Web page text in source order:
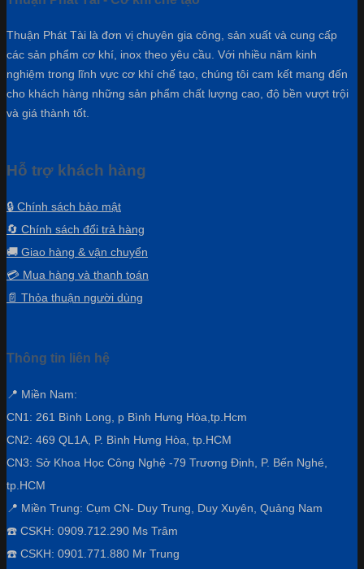
Thuận Phát Tài là đơn vị chuyên gia công, sản xuất và cung cấp
các sản phẩm cơ khí, inox theo yêu cầu. Với nhiều năm kinh
nghiệm trong lĩnh vực cơ khí chế tạo, chúng tôi cam kết mang đến
cho khách hàng những sản phẩm chất lượng cao, độ bền vượt trội
và giá thành tốt.
Hỗ trợ khách hàng
🔒 Chính sách bảo mật
🔄 Chính sách đổi trả hàng
🚚 Giao hàng & vận chuyển
💳 Mua hàng và thanh toán
📄 Thỏa thuận người dùng
Thông tin liên hệ
📍 Miền Nam:
CN1: 261 Bình Long, p Bình Hưng Hòa, tp.Hcm
CN2: 469 QL1A, P. Bình Hưng Hòa, tp.HCM
CN3: Sở Khoa Học Công Nghệ -79 Trương Định, P. Bến Nghé,
tp.HCM
📍 Miền Trung: Cụm CN- Duy Trung, Duy Xuyên, Quảng Nam
☎️ CSKH: 0909.712.290 Ms Trâm
☎️ CSKH: 0901.771.880 Mr Trung